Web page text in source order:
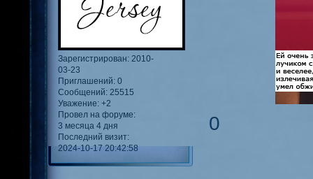
Зарегистрирован: 2010-
03-23
Приглашений: 0
Сообщений: 25515
Уважение: +2
Провел на форуме:
3 месяца 4 дня
Последний визит:
2024-10-17 20:42:58
0